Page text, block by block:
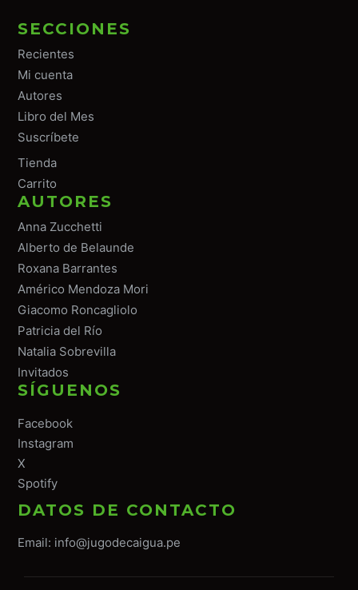
SECCIONES
Recientes
Mi cuenta
Autores
Libro del Mes
Suscríbete
Tienda
Carrito
AUTORES
Anna Zucchetti
Alberto de Belaunde
Roxana Barrantes
Américo Mendoza Mori
Giacomo Roncagliolo
Patricia del Río
Natalia Sobrevilla
Invitados
SÍGUENOS
Facebook
Instagram
X
Spotify
DATOS DE CONTACTO
Email: info@jugodecaigua.pe